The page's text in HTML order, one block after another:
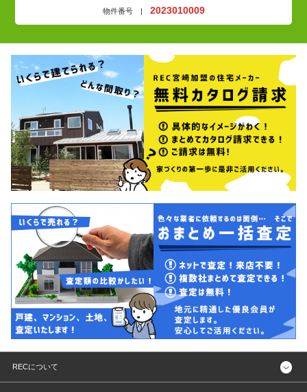
物件番号 | 2023010009
RECについて